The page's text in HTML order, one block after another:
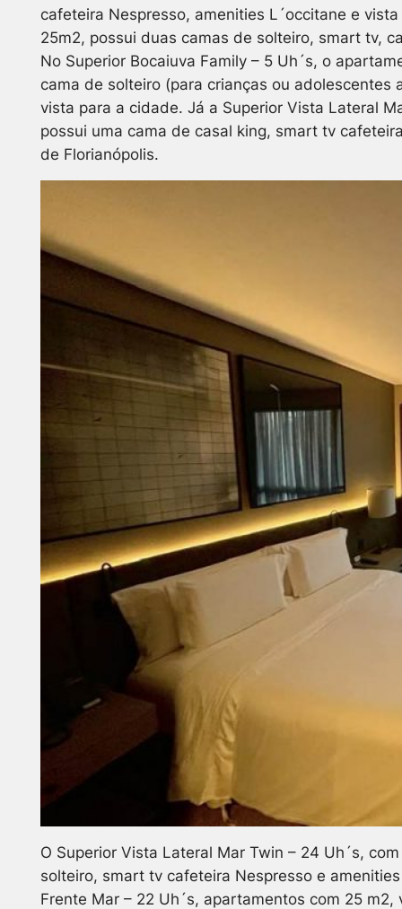
cafeteira Nespresso, amenities L´occitane e
25m2, possui duas camas de solteiro, smart tv,
No Superior Bocaiuva Family – 5 Uh´s, o
cama de solteiro (para crianças ou
vista para a cidade. Já a Superior Vista Lateral
possui uma cama de casal king, smart tv
de Florianópolis.
O Superior Vista Lateral Mar Twin – 24 Uh´s,
solteiro, smart tv cafeteira Nespresso e
Frente Mar – 22 Uh´s, apartamentos com 25